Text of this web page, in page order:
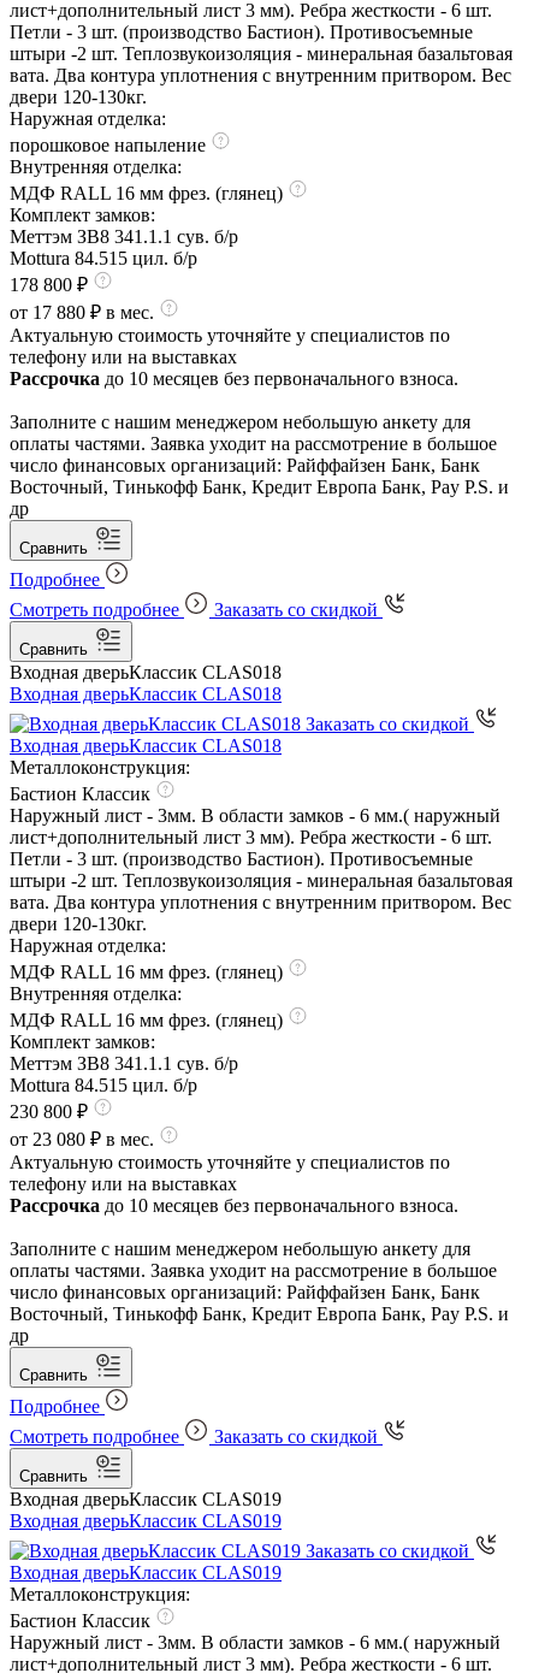
лист+дополнительный лист 3 мм). Ребра жесткости - 6 шт.
Петли - 3 шт. (производство Бастион). Противосъемные
штыри -2 шт. Теплозвукоизоляция - минеральная базальтовая
вата. Два контура уплотнения с внутренним притвором. Вес
двери 120-130кг.
Наружная отделка:
порошковое напыление
Внутренняя отделка:
МДФ RALL 16 мм фрез. (глянец)
Комплект замков:
Меттэм ЗВ8 341.1.1 сув. б/р
Mottura 84.515 цил. б/р
178 800 ₽
от 17 880 ₽ в мес.
Актуальную стоимость уточняйте у специалистов по
телефону или на выставках
Рассрочка до 10 месяцев без первоначального взноса.
Заполните с нашим менеджером небольшую анкету для
оплаты частями. Заявка уходит на рассмотрение в большое
число финансовых организаций: Райффайзен Банк, Банк
Восточный, Тинькофф Банк, Кредит Европа Банк, Pay P.S. и
др
Сравнить
Подробнее
Смотреть подробнее
Заказать со скидкой
Сравнить
Входная дверьКлассик CLAS018
Входная дверьКлассик CLAS018
Заказать со скидкой
Входная дверьКлассик CLAS018
Металлоконструкция:
Бастион Классик
Наружный лист - 3мм. В области замков - 6 мм.( наружный
лист+дополнительный лист 3 мм). Ребра жесткости - 6 шт.
Петли - 3 шт. (производство Бастион). Противосъемные
штыри -2 шт. Теплозвукоизоляция - минеральная базальтовая
вата. Два контура уплотнения с внутренним притвором. Вес
двери 120-130кг.
Наружная отделка:
МДФ RALL 16 мм фрез. (глянец)
Внутренняя отделка:
МДФ RALL 16 мм фрез. (глянец)
Комплект замков:
Меттэм ЗВ8 341.1.1 сув. б/р
Mottura 84.515 цил. б/р
230 800 ₽
от 23 080 ₽ в мес.
Актуальную стоимость уточняйте у специалистов по
телефону или на выставках
Рассрочка до 10 месяцев без первоначального взноса.
Заполните с нашим менеджером небольшую анкету для
оплаты частями. Заявка уходит на рассмотрение в большое
число финансовых организаций: Райффайзен Банк, Банк
Восточный, Тинькофф Банк, Кредит Европа Банк, Pay P.S. и
др
Сравнить
Подробнее
Смотреть подробнее
Заказать со скидкой
Сравнить
Входная дверьКлассик CLAS019
Входная дверьКлассик CLAS019
Заказать со скидкой
Входная дверьКлассик CLAS019
Металлоконструкция:
Бастион Классик
Наружный лист - 3мм. В области замков - 6 мм.( наружный
лист+дополнительный лист 3 мм). Ребра жесткости - 6 шт.